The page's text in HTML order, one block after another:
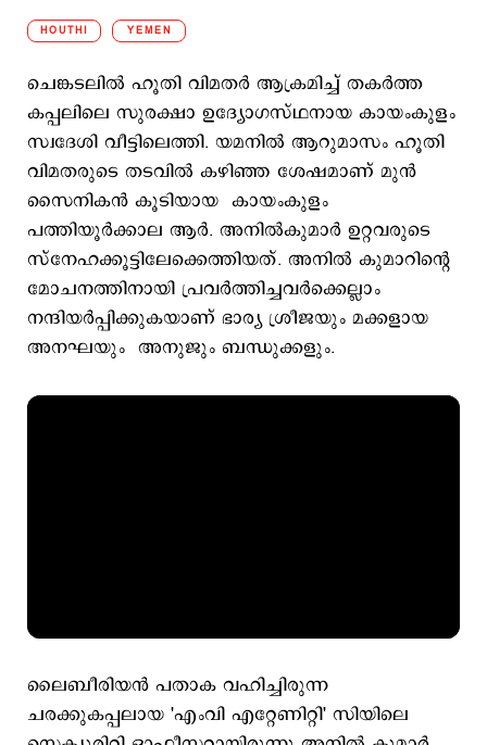
HOUTHI YEMEN
ചെങ്കടലിൽ ഹൂതി വിമതർ ആക്രമിച്ച് തകർത്ത
കപ്പലിലെ സുരക്ഷാ ഉദ്യോഗസ്ഥനായ കായംകുളം
സ്വദേശി വീട്ടിലെത്തി. യമനിൽ ആറുമാസം ഹൂതി
വിമതരുടെ തടവിൽ കഴിഞ്ഞ ശേഷമാണ് മുൻ
സൈനികൻ കൂടിയായ കായംകുളം
പത്തിയൂർക്കാല ആർ. അനിൽകുമാർ ഉറ്റവരുടെ
സ്നേഹക്കൂട്ടിലേക്കെത്തിയത്. അനിൽ കുമാറിന്റെ
മോചനത്തിനായി പ്രവർത്തിച്ചവർക്കെല്ലാം
നന്ദിയർപ്പിക്കുകയാണ് ഭാര്യ ശ്രീജയും മക്കളായ
അനഘയും അനുജും ബന്ധുക്കളും.
ലൈബീരിയൻ പതാക വഹിച്ചിരുന്ന
ചരക്കുകപ്പലായ 'എംവി എറ്റേണിറ്റി' സിയിലെ